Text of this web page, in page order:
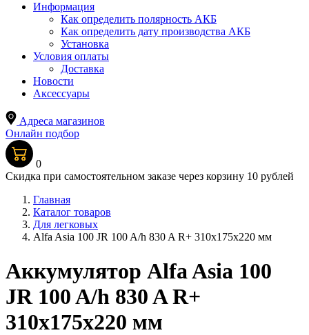
Информация
Как определить полярность АКБ
Как определить дату производства АКБ
Установка
Условия оплаты
Доставка
Новости
Аксессуары
Адреса магазинов
Онлайн подбор
0
Скидка при самостоятельном заказе через корзину 10 рублей
Главная
Каталог товаров
Для легковых
Alfa Asia 100 JR 100 A/h 830 A R+ 310x175x220 мм
Аккумулятор Alfa Asia 100
JR 100 A/h 830 A R+
310x175x220 мм